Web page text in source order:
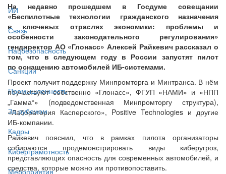
ИИ
Связь
Нацбезопасность
Санкции
Промышленность
За рубежом
Кадры
Киберграмотность
Мероприятия
На недавно прошедшем в Госдуме совещании
«Беспилотные технологии гражданского назначения
в ключевых отраслях экономики: проблемы и
особенности законодательного регулирования»
гендиректор АО «Глонасс» Алексей Райкевич рассказал о
том, что в следующем году в России запустят пилот
по оснащению автомобилей ИБ-системами.
Проект получит поддержку Минпромторга и Минтранса. В нём
поучаствуют собственно «Глонасс», ФГУП «НАМИ» и «НПП
„Гамма“» (подведомственная Минпромторгу структура),
«Лаборатория Касперского», Positive Technologies и другие
ИБ-компании.
Райкевич пояснил, что в рамках пилота организаторы
собираются продемонстрировать виды киберугроз,
представляющих опасность для современных автомобилей, и
средства, которые можно им противопоставить.